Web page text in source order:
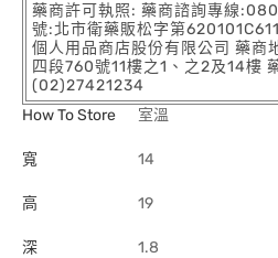
藥商許可執照: 藥商諮詢專線
號:北市衛藥販松字第
個人用品商店股份有限公司 藥商
四段760號11樓之1、之2及14樓
(02)27421234
How To Store
室溫
寬 14
高 19
深 1.8